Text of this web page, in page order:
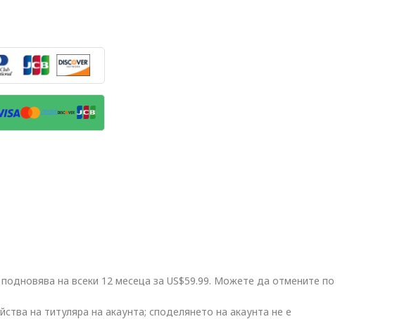
на всеки 12 месеца за US$59.99. Можете да отмените по
на титуляра на акаунта; споделянето на акаунта не е